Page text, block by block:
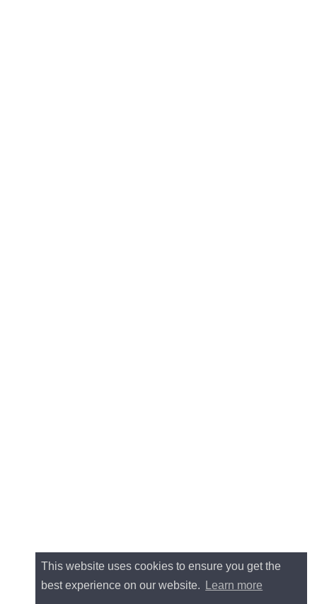
This website uses cookies to ensure you get the
best experience on our website.
Learn more